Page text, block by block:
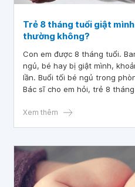
Trẻ 8 tháng tuổi giật
thường không?
Con em được 8 tháng tuổi.
ngủ, bé hay bị giật mình,
lần. Buổi tối bé ngủ trong
Bác sĩ cho em hỏi, trẻ 8
Xem thêm